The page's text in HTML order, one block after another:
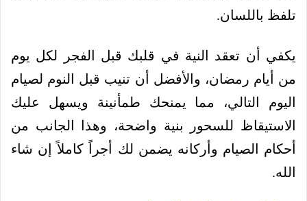
تلفظ باللسان.
يكفي أن تعقد النية في قلبك قبل الفجر لكل يوم
من أيام رمضان، والأفضل أن تنيب قبل النوم لصيام
اليوم التالي، مما يمنحك طمأنينة ويسهل عليك
الاستيقاظ للسحور بنية واضحة، وهذا الجانب من
أحكام الصيام وأركانه يضمن لك أجراً كاملاً إن شاء
الله.